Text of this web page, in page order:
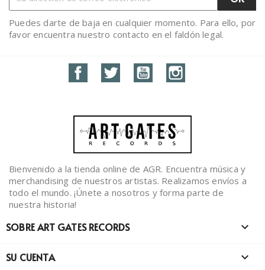
Puedes darte de baja en cualquier momento. Para ello, por
favor encuentra nuestro contacto en el faldón legal.
FacebookTwitter YouTube
Bienvenido a la tienda online de AGR. Encuentra música y
merchandising de nuestros artistas. Realizamos envíos a
todo el mundo. ¡Únete a nosotros y forma parte de
nuestra historia!
SOBRE ART GATES RECORDS 
SU CUENTA 